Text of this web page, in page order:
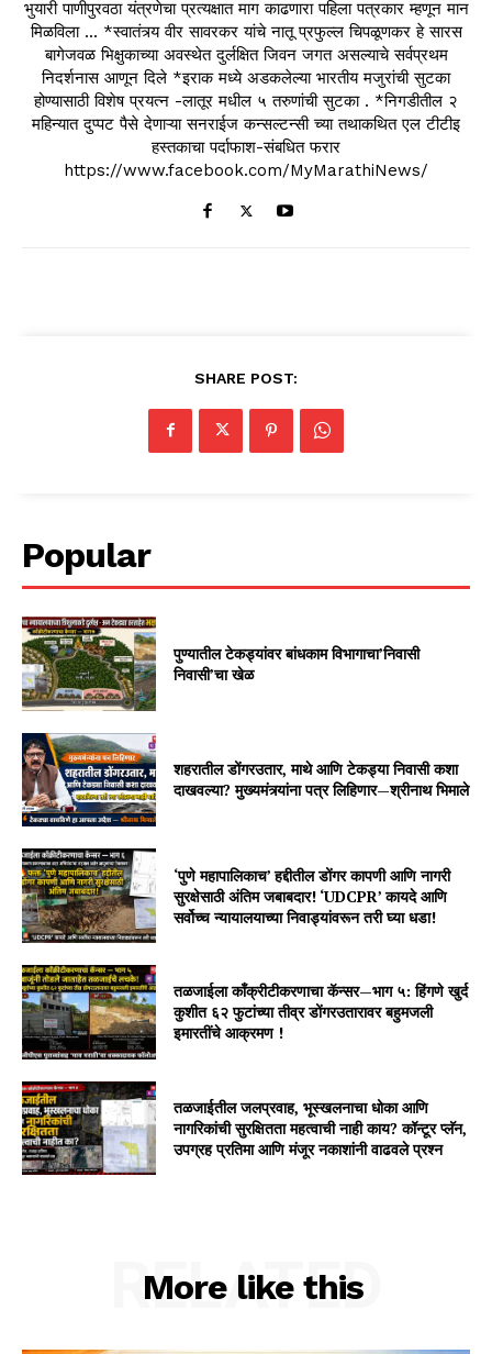
भुयारी पाणीपुरवठा यंत्रणेचा प्रत्यक्षात माग काढणारा पहिला पत्रकार म्हणून मान
मिळविला ... *स्वातंत्र्य वीर सावरकर यांचे नातू प्रफुल्ल चिपळूणकर हे सारस
बागेजवळ भिक्षुकाच्या अवस्थेत दुर्लक्षित जिवन जगत असल्याचे सर्वप्रथम
निदर्शनास आणून दिले *इराक मध्ये अडकलेल्या भारतीय मजुरांची सुटका
होण्यासाठी विशेष प्रयत्न -लातूर मधील ५ तरुणांची सुटका . *निगडीतील २
महिन्यात दुप्पट पैसे देणाऱ्या सनराईज कन्सल्टन्सी च्या तथाकथित एल टीटीइ
हस्तकाचा पर्दाफाश-संबधित फरार
https://www.facebook.com/MyMarathiNews/
SHARE POST:
Popular
पुण्यातील टेकड्यांवर बांधकाम विभागाचा’निवासी
निवासी’चा खेळ
शहरातील डोंगरउतार, माथे आणि टेकड्या निवासी कशा
दाखवल्या? मुख्यमंत्र्यांना पत्र लिहिणार—श्रीनाथ भिमाले
‘पुणे महापालिकाच’ हद्दीतील डोंगर कापणी आणि नागरी
सुरक्षेसाठी अंतिम जबाबदार! ‘UDCPR’ कायदे आणि
सर्वोच्च न्यायालयाच्या निवाड्यांवरून तरी घ्या धडा!
तळजाईला काँक्रीटीकरणाचा कॅन्सर—भाग ५: हिंगणे खुर्द
कुशीत ६२ फुटांच्या तीव्र डोंगरउतारावर बहुमजली
इमारतींचे आक्रमण !
तळजाईतील जलप्रवाह, भूस्खलनाचा धोका आणि
नागरिकांची सुरक्षितता महत्वाची नाही काय? कॉन्टूर प्लॅन,
उपग्रह प्रतिमा आणि मंजूर नकाशांनी वाढवले प्रश्न
More like this
RELATED